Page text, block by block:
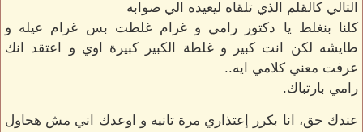
التالي كالقلم الذي تلقاه ليعيده الي صوابه
كلنا بنغلط يا دكتور رامي و غرام غلطت بس غرام عيله و
طايشه لكن انت كبير و غلطة الكبير كبيرة اوي و اعتقد انك
عرفت معني كلامي ايه..
رامي بارتباك.
عندك حق، انا بكرر إعتذاري مرة تانيه و اوعدك اني مش هحاول